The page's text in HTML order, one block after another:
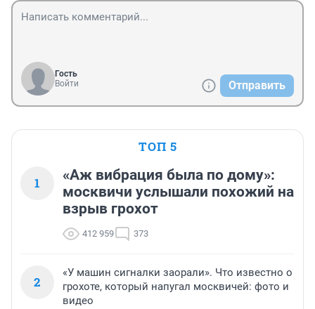
Гость
Войти
Отправить
ТОП 5
1
«Аж вибрация была по дому»:
москвичи услышали похожий на
взрыв грохот
412 959 373
2
«У машин сигналки заорали». Что известно о
грохоте, который напугал москвичей: фото и
видео